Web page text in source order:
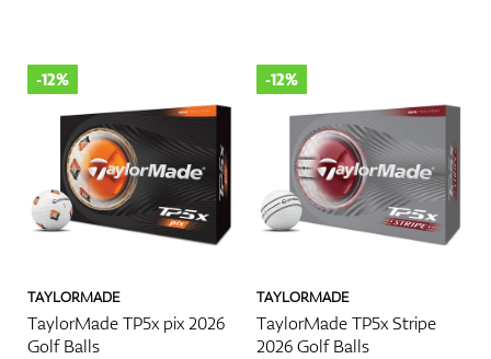
TAYLORMADE
TaylorMade TP5x pix 2026
Golf Balls
-12%
TAYLORMADE
TaylorMade TP5x Stripe
2026 Golf Balls
-12%